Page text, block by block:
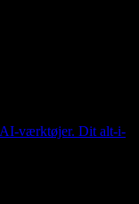
AI-værktøjer. Dit alt-i-